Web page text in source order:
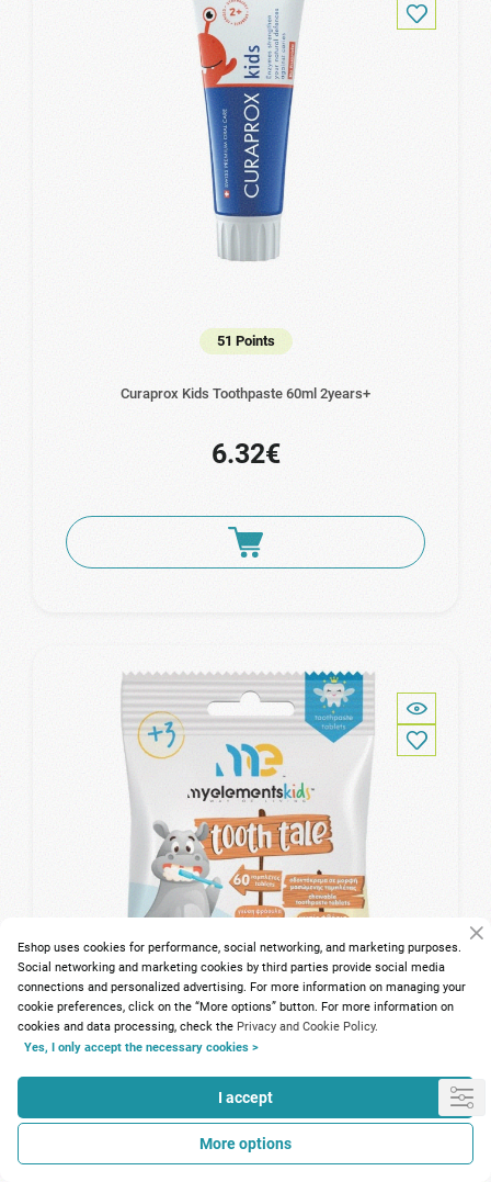
51 Points
Curaprox Kids Toothpaste 60ml 2years+
6.32€
My Elements Kids Tooth Tale Toothpaste Tablets
Strawberry 60Chewable tabs
Eshop uses cookies for performance, social networking, and marketing purposes.
Social networking and marketing cookies by third parties provide social media
connections and personalized advertising. For more information on managing your
cookie preferences, click on the “More options” button. For more information on
cookies and data processing, check the Privacy and Cookie Policy.
Yes, I only accept the necessary cookies >
I accept
More options